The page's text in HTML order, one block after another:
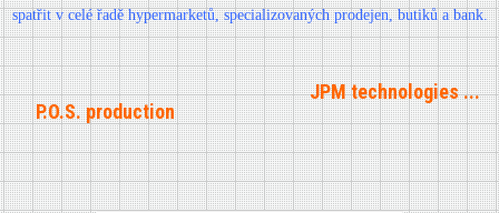
spatřit v celé řadě hypermarketů, specializovaných prodejen, butiků a bank.
JPM technologies ...
P.O.S. production